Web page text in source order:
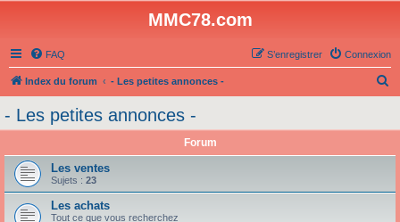
MMC78.com
FAQ Connexion
S’enregistrer
Index du forum - Les petites annonces -
- Les petites annonces -
Forum
Les ventes
Sujets : 23
Les achats
Tout ce que vous recherchez